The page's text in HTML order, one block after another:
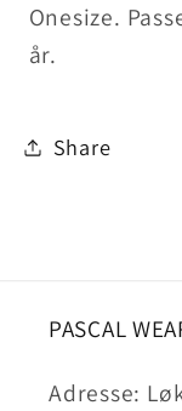
Onesize.
år.
Share
PASCAL
Adresse: